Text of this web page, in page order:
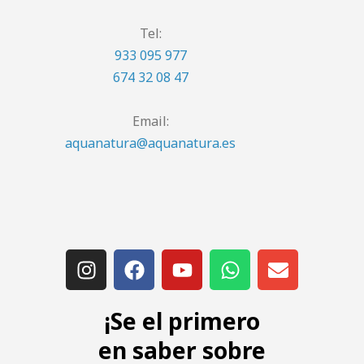
Tel:
933 095 977
674 32 08 47
Email:
aquanatura@aquanatura.es
¡Se el primero
en saber sobre